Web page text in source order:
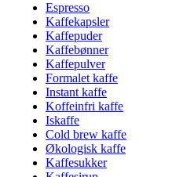
Espresso
Kaffekapsler
Kaffepuder
Kaffebønner
Kaffepulver
Formalet kaffe
Instant kaffe
Koffeinfri kaffe
Iskaffe
Cold brew kaffe
Økologisk kaffe
Kaffesukker